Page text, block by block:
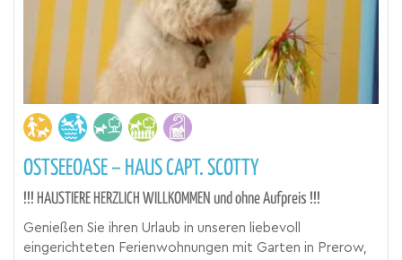
OSTSEEOASE – HAUS CAPT. SCOTTY
!!! HAUSTIERE HERZLICH WILLKOMMEN und ohne Aufpreis !!!
Genießen Sie ihren Urlaub in unseren liebevoll
eingerichteten Ferienwohnungen mit Garten in Prerow,